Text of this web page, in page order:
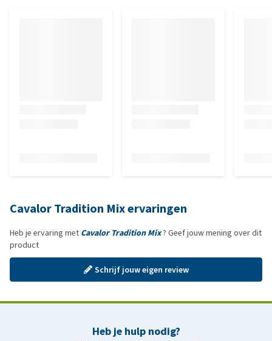
Cavalor Tradition Mix ervaringen
Heb je ervaring met Cavalor Tradition Mix? Geef jouw mening over dit
product
Schrijf jouw eigen review
Heb je hulp nodig?